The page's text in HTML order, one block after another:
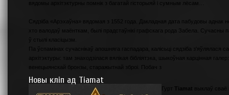
вядомы архітэктурны помнік з багатай гісторыяй і сумным лёсам…
Сядзіба «Арэхаўна» вядомая з 1552 года. Дакладная дата пабудовы аднак
хто валодаў маёнткам, былі прадстаўнікі графскага рода Забела.
ў стылі класіцызм.
Па ўспамінах сучаснікаў апошняга гаспадара, калісьці сядзіба з'яўлялася
архітэктуры: там знаходзілася вялікая бібліятэка, шыкоўная карцінная
венецыянскай бронзы, старажытнай зброі. Побач з
Новы кліп ад Tiamat
Гурт Tiamat выклаў